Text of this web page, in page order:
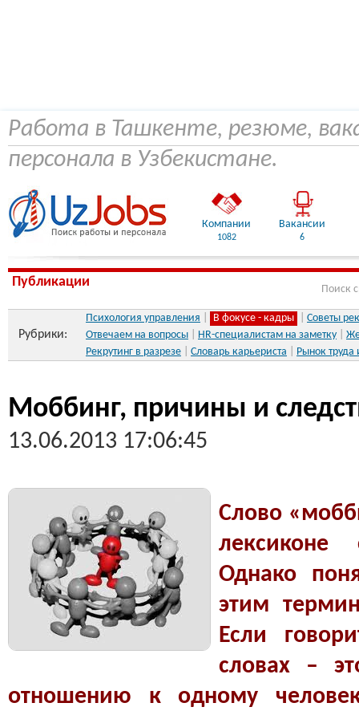
Работа в Ташкенте, резюме,
персонала в Узбекистане.
Компании
1082
Вакансии
6
Публикации Поиск
Рубрики:
Психология управления В фокусе - кадры
Советы
Отвечаем на вопросы
HR-специалистам на заметку
Рекрутинг в разрезе
Словарь карьериста Рынок труда
Моббинг, причины и
13.06.2013 17:06:45
Слово
лексиконе
Однако
этим
Если
словах –
отношению к одному